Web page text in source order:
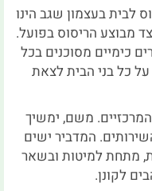
לבית בעצמון שגב הינו
מבוצע הריסוס בפועל.
כימיים מסוכנים בכל
על כל בני הבית לצאת
משם, ימשיך
המדביר ישים
מתחת למיטות ובשאר
לקונן.